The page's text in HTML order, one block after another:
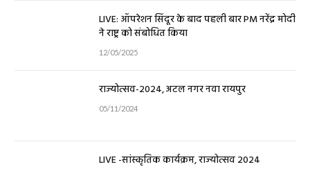
LIVE: ऑपरेशन सिंदूर के बाद पहली बार PM नरेंद्र मोदी
ने राष्ट्र को संबोधित किया
12/05/2025
राज्योत्सव-2024, अटल नगर नवा रायपुर
05/11/2024
LIVE -सांस्कृतिक कार्यक्रम, राज्योत्सव 2024